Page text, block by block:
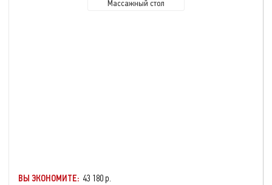
Массажный стол
ВЫ ЭКОНОМИТЕ: 43 180 р.